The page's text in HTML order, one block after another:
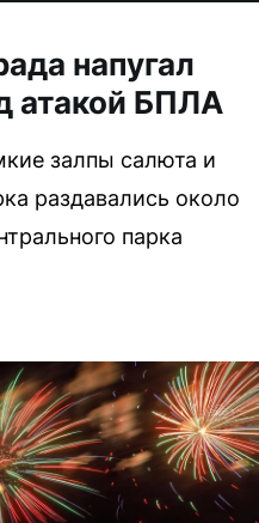
напугал
атакой БПЛА
залпы салюта и
раздавались около
парка